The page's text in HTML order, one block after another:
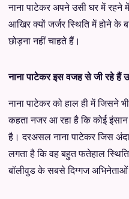
नाना पाटेकर अपने उसी घर में
आखिर क्यों जर्जर स्थिति में होने के
छोड़ना नहीं चाहते हैं।
नाना पाटेकर इस वजह से जी रहे हैं
नाना पाटेकर को हाल ही में जिसने
कहता नजर आ रहा है कि कोई
है। दरअसल नाना पाटेकर जिस
लगता है कि वह बहुत फतेहाल
बॉलीवुड के सबसे दिग्गज